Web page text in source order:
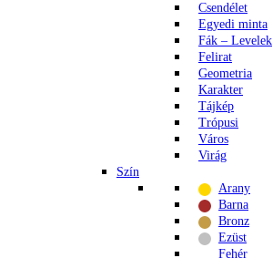
Csendélet
Egyedi minta
Fák – Levelek
Felirat
Geometria
Karakter
Tájkép
Trópusi
Város
Virág
Szín
Arany
Barna
Bronz
Ezüst
Fehér